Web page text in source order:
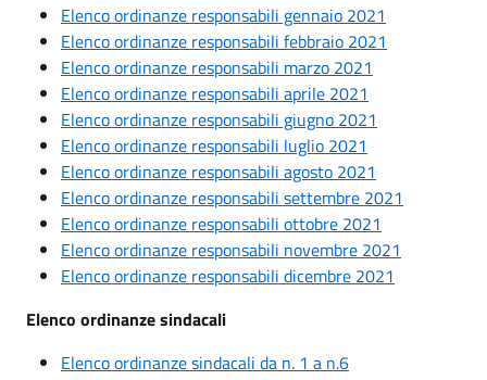
Elenco ordinanze responsabili gennaio 2021
Elenco ordinanze responsabili febbraio 2021
Elenco ordinanze responsabili marzo 2021
Elenco ordinanze responsabili aprile 2021
Elenco ordinanze responsabili giugno 2021
Elenco ordinanze responsabili luglio 2021
Elenco ordinanze responsabili agosto 2021
Elenco ordinanze responsabili settembre 2021
Elenco ordinanze responsabili ottobre 2021
Elenco ordinanze responsabili novembre 2021
Elenco ordinanze responsabili dicembre 2021
Elenco ordinanze sindacali
Elenco ordinanze sindacali da n. 1 a n.6